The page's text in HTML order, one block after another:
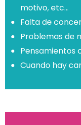
motivo, etc…
Falta de
Problemas de
Pensamientos
Cuando hay